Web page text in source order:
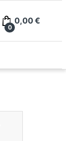
0
0,00€